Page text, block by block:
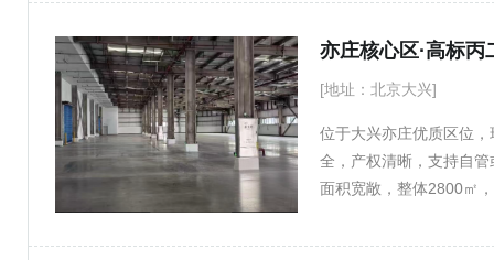
的理想选址。
亦庄核心区·高标
[地址：北京大兴]
位于大兴亦庄优质区位
全，产权清晰，支持自
面积宽敞，整体2800㎡
近主干道，大车进出无